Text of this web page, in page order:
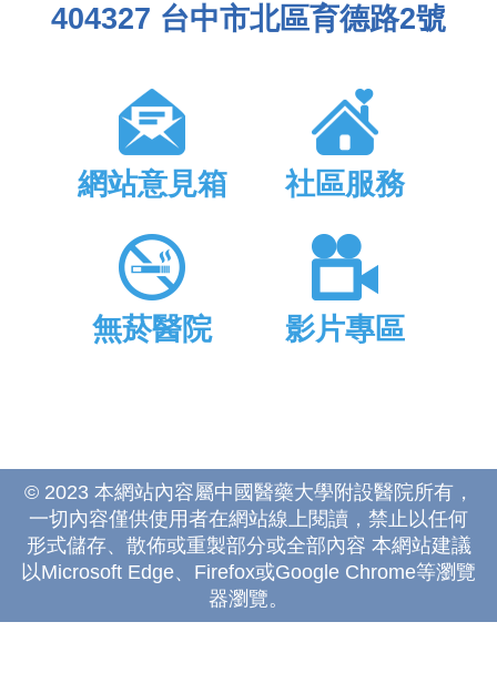
404327 台中市北區育德路2號
網站意見箱 社區服務
無菸醫院 影片專區
© 2023 本網站內容屬中國醫藥大學附設醫院所有，
一切內容僅供使用者在網站線上閱讀，禁止以任何
形式儲存、散佈或重製部分或全部內容 本網站建議
以Microsoft Edge、Firefox或Google Chrome等瀏覽
器瀏覽。